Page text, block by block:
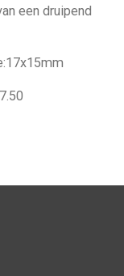
een druipend